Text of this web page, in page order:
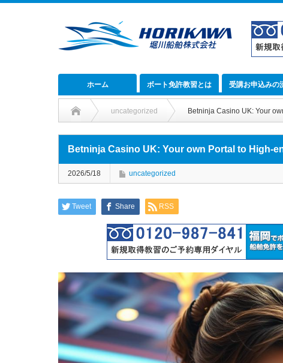
ホーム ボート免許教習とは 受講お申込みの
uncategorized Betninja Casino UK: Your
Betninja Casino UK: Your own Portal to High-
2026/5/18 uncategorized
Tweet Share RSS